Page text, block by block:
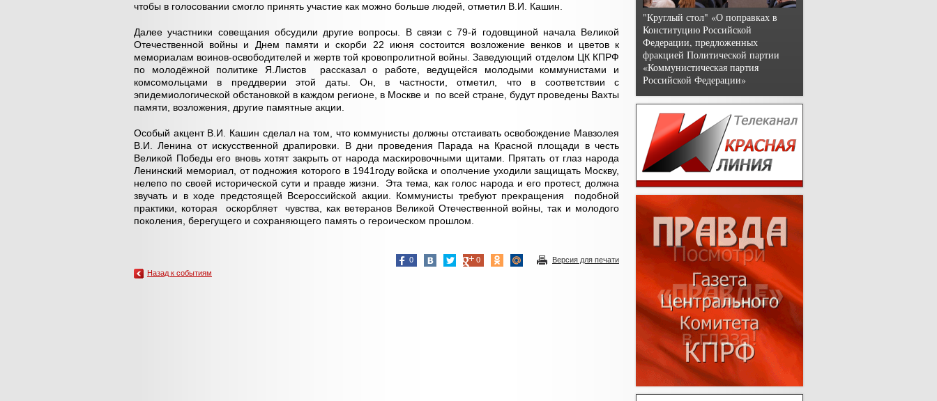
чтобы в голосовании смогло принять участие как можно больше людей, отметил В.И. Кашин.
Далее участники совещания обсудили другие вопросы. В связи с 79-й годовщиной начала Великой
Отечественной войны и Днем памяти и скорби 22 июня состоится возложение венков и цветов к
мемориалам воинов-освободителей и жертв той кровопролитной войны. Заведующий отделом ЦК КПРФ
по молодёжной политике Я.Листов рассказал о работе, ведущейся молодыми коммунистами и
комсомольцами в преддверии этой даты. Он, в частности, отметил, что в соответствии с
эпидемиологической обстановкой в каждом регионе, в Москве и по всей стране, будут проведены Вахты
памяти, возложения, другие памятные акции.
Особый акцент В.И. Кашин сделал на том, что коммунисты должны отстаивать освобождение Мавзолея
В.И. Ленина от искусственной драпировки. В дни проведения Парада на Красной площади в честь
Великой Победы его вновь хотят закрыть от народа маскировочными щитами. Прятать от глаз народа
Ленинский мемориал, от подножия которого в 1941году войска и ополчение уходили защищать Москву,
нелепо по своей исторической сути и правде жизни. Эта тема, как голос народа и его протест, должна
звучать и в ходе предстоящей Всероссийской акции. Коммунисты требуют прекращения подобной
практики, которая оскорбляет чувства, как ветеранов Великой Отечественной войны, так и молодого
поколения, берегущего и сохраняющего память о героическом прошлом.
Версия для печати
0
0
Назад к событиям
"Круглый стол" «О поправках в
Конституцию Российской
Федерации, предложенных
фракцией Политической партии
«Коммунистическая партия
Российской Федерации»